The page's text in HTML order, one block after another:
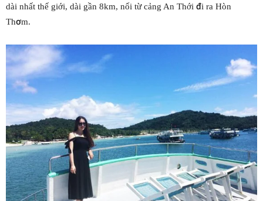
dài nhất thế giới, dài gần 8km, nối từ cảng An Thới đi ra Hòn
Thơm.